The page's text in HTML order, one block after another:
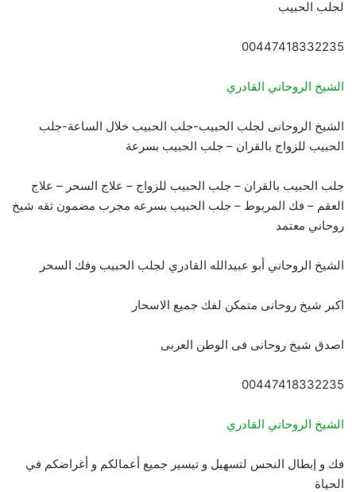
لجلب الحبيب
00447418332235
الشيخ الروحاني القادري
الشيخ الروحانى لجلب الحبيب-جلب الحبيب خلال الساعة-جلب
الحبيب للزواج بالقران – جلب الحبيب بسرعة
جلب الحبيب بالقران – جلب الحبيب للزواج – علاج السحر – علاج
العقم – فك المربوط – جلب الحبيب بسرعه مجرب مضمون ثقه شيخ
روحاني معتمد
الشيخ الروحاني أبو عبيدالله القادري لجلب الحبيب وفك السحر
اكبر شيخ روحانى متمكن لفك جميع الاسحار
اصدق شيخ روحانى فى الوطن العربى
00447418332235
الشيخ الروحاني القادري
فك و إبطال النحس لتسهيل و تيسير جميع أعمالكم و أغراضكم في
الحياة